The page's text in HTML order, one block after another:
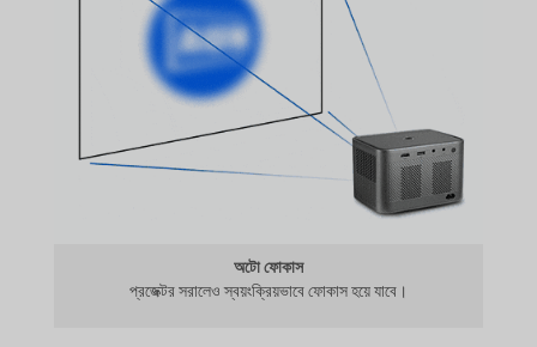
অটো ফোকাস
প্রজেক্টর সরালেও স্বয়ংক্রিয়ভাবে ফোকাস হয়ে যাবে।